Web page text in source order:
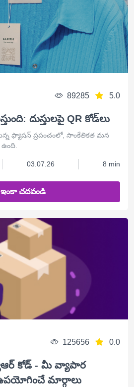
89285 5.0
దుస్తులపై QR కోడ్‌లు
ఫ్యాషన్ ప్రపంచంలో, సాంకేతికత మన
03.07.26 8 min
ఇంకా చదవండి
125656 0.0
కోడ్ - మీ వ్యాపార
మార్గాలు